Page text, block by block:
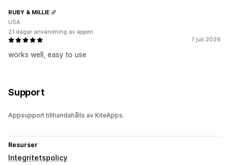
7 juli 2026
works well, easy to use
RUBY & MILLIE
USA
21 dagar användning av appen
Support
Appsupport tillhandahålls av KiteApps.
Resurser
Integritetspolicy